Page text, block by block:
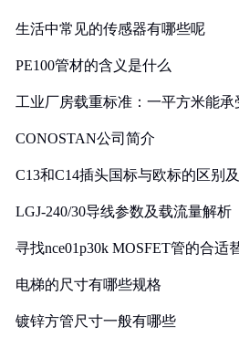
生活中常见的传感器有哪些呢
PE100管材的含义是什么
工业厂房载重标准：一平方米能承
CONOSTAN公司简介
C13和C14插头国标与欧标的区别
LGJ-240/30导线参数及载流量解析
寻找nce01p30k MOSFET管的合适
电梯的尺寸有哪些规格
镀锌方管尺寸一般有哪些